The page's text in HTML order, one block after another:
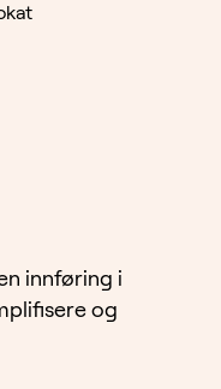
innføring i
og